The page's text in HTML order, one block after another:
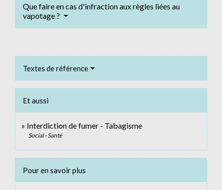
Que faire en cas d'infraction aux règles liées au
vapotage ?
Textes de référence
Et aussi
Interdiction de fumer - Tabagisme
Social - Santé
Pour en savoir plus